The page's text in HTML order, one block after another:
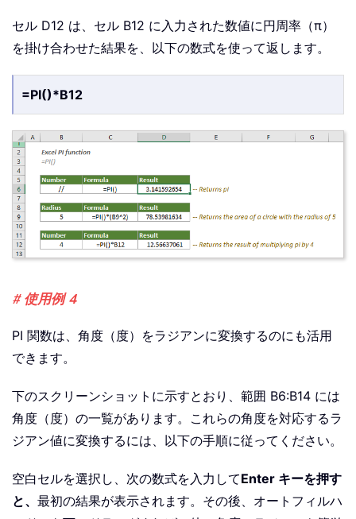
セル D12 は、セル B12 に入力された数値に円周率（π）
を掛け合わせた結果を、以下の数式を使って返します。
=PI()*B12
# 使用例 4
PI 関数は、角度（度）をラジアンに変換するのにも活用
できます。
下のスクリーンショットに示すとおり、範囲 B6:B14 には
角度（度）の一覧があります。これらの角度を対応するラ
ジアン値に変換するには、以下の手順に従ってください。
空白セルを選択し、次の数式を入力してEnter キーを押す
と、 最初の結果が表示されます。その後、オートフィルハ